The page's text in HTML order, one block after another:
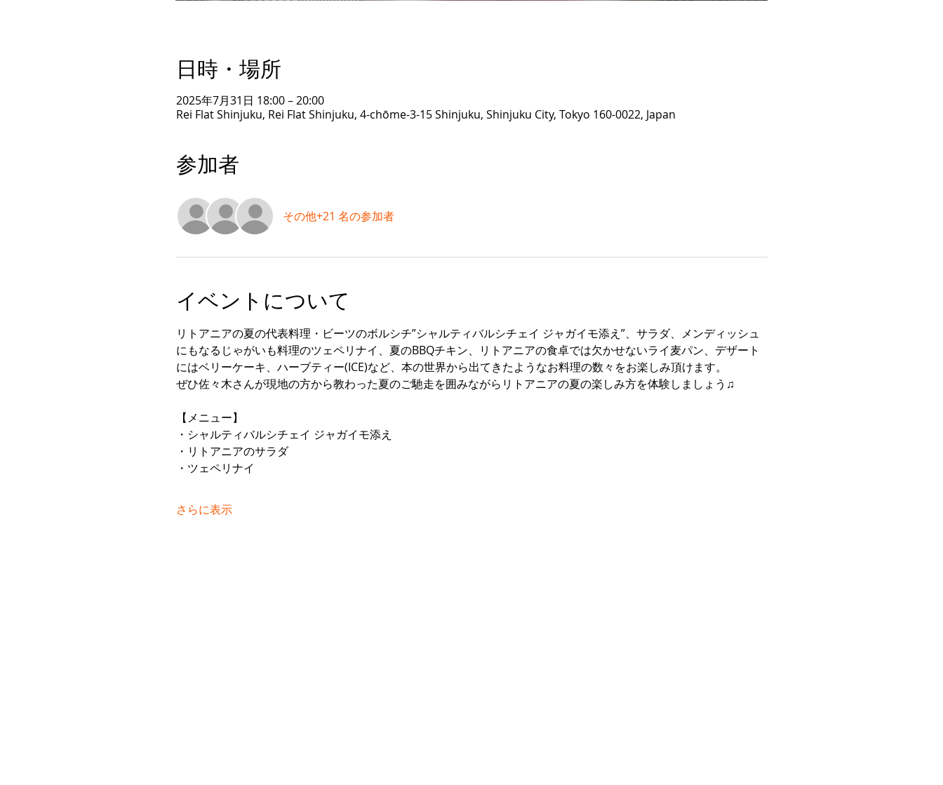
日時・場所
2025年7月31日 18:00 – 20:00
Rei Flat Shinjuku, Rei Flat Shinjuku, 4-chōme-3-15 Shinjuku, Shinjuku City, Tokyo 160-0022, Japan
参加者
その他+21 名の参加者
イベントについて
リトアニアの夏の代表料理・ビーツのボルシチ”シャルティバルシチェイ ジャガイモ添え”、サラダ、メンディッシュ
にもなるじゃがいも料理のツェペリナイ、夏のBBQチキン、リトアニアの食卓では欠かせないライ麦パン、デザート
にはベリーケーキ、ハーブティー(ICE)など、本の世界から出てきたようなお料理の数々をお楽しみ頂けます。
ぜひ佐々木さんが現地の方から教わった夏のご馳走を囲みながらリトアニアの夏の楽しみ方を体験しましょう♫
【メニュー】
・シャルティバルシチェイ ジャガイモ添え
・リトアニアのサラダ
・ツェペリナイ
さらに表示